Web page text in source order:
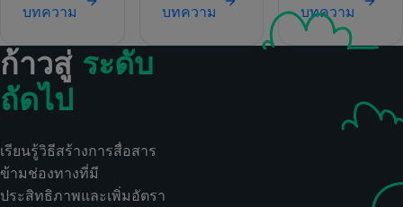
บทความ
บทความ
บทความ
ก้าวสู่ ระดับ
ถัดไป
เรียนรู้วิธีสร้างการสื่อสาร
ข้ามช่องทางที่มี
ประสิทธิภาพและเพิ่มอัตรา